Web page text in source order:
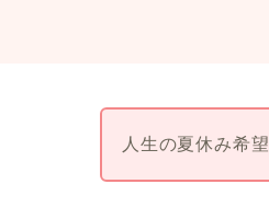
人生の夏休み希望